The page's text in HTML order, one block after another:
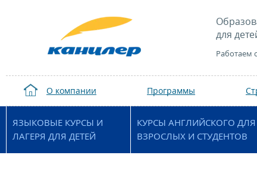
для
Работаем
О компании Программы
ЯЗЫКОВЫЕ КУРСЫ И
ЛАГЕРЯ ДЛЯ ДЕТЕЙ
КУРСЫ АНГЛИЙСКОГО ДЛЯ
ВЗРОСЛЫХ И СТУДЕНТОВ